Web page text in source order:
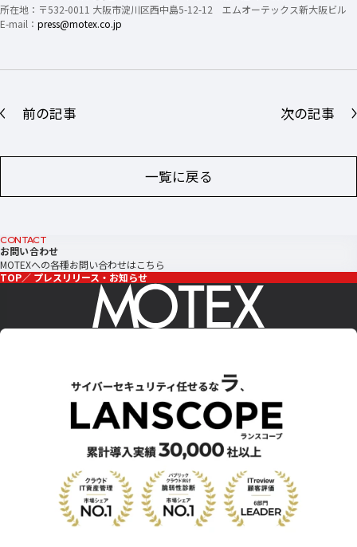
所在地：〒532-0011 大阪市淀川区西中島5-12-12 エムオーテックス新大阪ビル
E-mail： press@motex.co.jp
前の記事
一覧に戻る
次の記事
CONTACT
お問い合わせ
MOTEXへの各種お問い合わせはこちら
TOP
プレスリリース・お知らせ